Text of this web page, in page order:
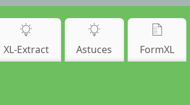
XL-Extract Astuces FormXL